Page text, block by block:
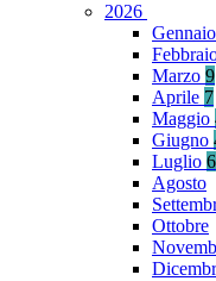
2026
Gennaio
Marzo 9
Aprile 7
Maggio
Giugno
Luglio 6
Agosto
Ottobre